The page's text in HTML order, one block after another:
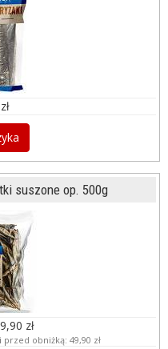
suszone op. 500g
zł
przed obniżką: 49,90 zł